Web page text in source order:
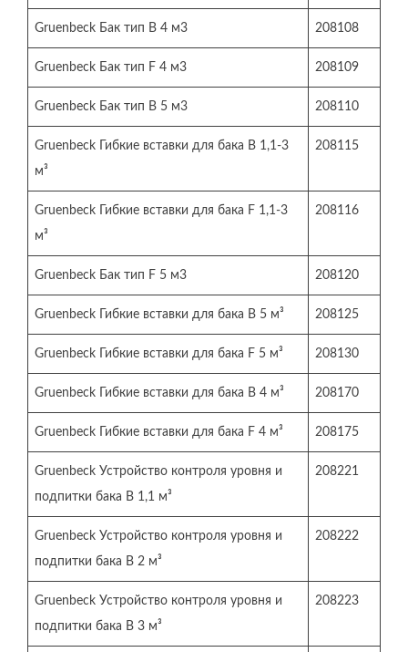
Gruenbeck Бак тип В 4 м3 208108
Gruenbeck Бак тип F 4 м3 208109
Gruenbeck Бак тип В 5 м3 208110
Gruenbeck Гибкие вставки для бака В 1,1-3
м³
208115
Gruenbeck Гибкие вставки для бака F 1,1-3
м³
208116
Gruenbeck Бак тип F 5 м3 208120
Gruenbeck Гибкие вставки для бака В 5 м³ 208125
Gruenbeck Гибкие вставки для бака F 5 м³ 208130
Gruenbeck Гибкие вставки для бака В 4 м³ 208170
Gruenbeck Гибкие вставки для бака F 4 м³ 208175
Gruenbeck Устройство контроля уровня и
подпитки бака В 1,1 м³
208221
Gruenbeck Устройство контроля уровня и
подпитки бака В 2 м³
208222
Gruenbeck Устройство контроля уровня и
подпитки бака В 3 м³
208223